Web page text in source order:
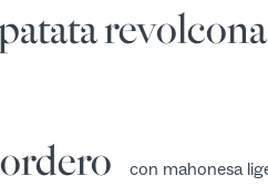
revolcona
con mahonesa